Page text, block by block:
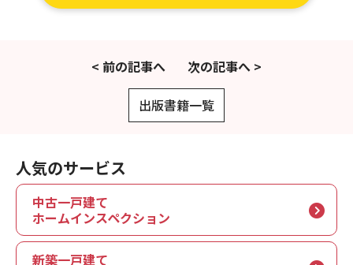
< 前の記事へ 次の記事へ >
出版書籍一覧
人気のサービス
中古一戸建て
ホームインスペクション
新築一戸建て